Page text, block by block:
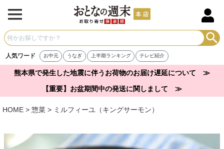
人気ワード お中元 うなぎ 上半期ランキング テレビ紹介
熊本県で発生した地震に伴うお荷物のお届け遅延について ≫
【重要】お盆期間中の発送に関しまして ≫
HOME 惣菜 ミルフィーユ（キングサーモン）